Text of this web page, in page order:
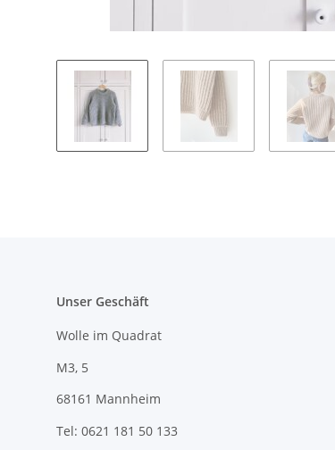
Unser Geschäft
Wolle im Quadrat
M3, 5
68161 Mannheim
Tel: 0621 181 50 133